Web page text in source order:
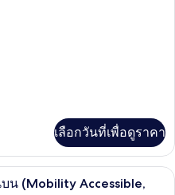
เลือกวันที่เพื่อดูราคา
เครื่องนอนป้องกันสารก่อภูมิแพ้, ตู้นิรภั
น (Mobility Accessible,